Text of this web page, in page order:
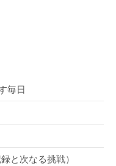
毎日
と次なる挑戦）